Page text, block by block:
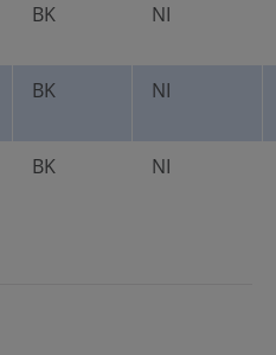
BK NI
BK NI
BK NI